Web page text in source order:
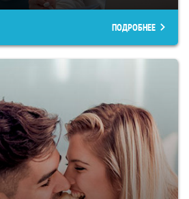
ПОДРОБНЕЕ